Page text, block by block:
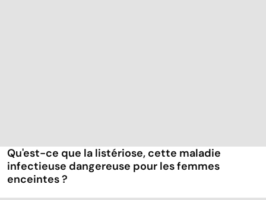
Qu'est-ce que la listériose, cette maladie
infectieuse dangereuse pour les femmes
enceintes ?